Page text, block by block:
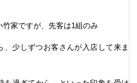
竹家ですが、先客は1組のみ
、少しずつお客さんが入店して来ま